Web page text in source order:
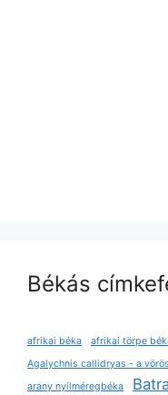
Békás
afrikai béka afrikai törpe
Agalychnis callidryas - a
arany nyílméregbéka